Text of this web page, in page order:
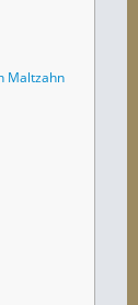
Maltzahn